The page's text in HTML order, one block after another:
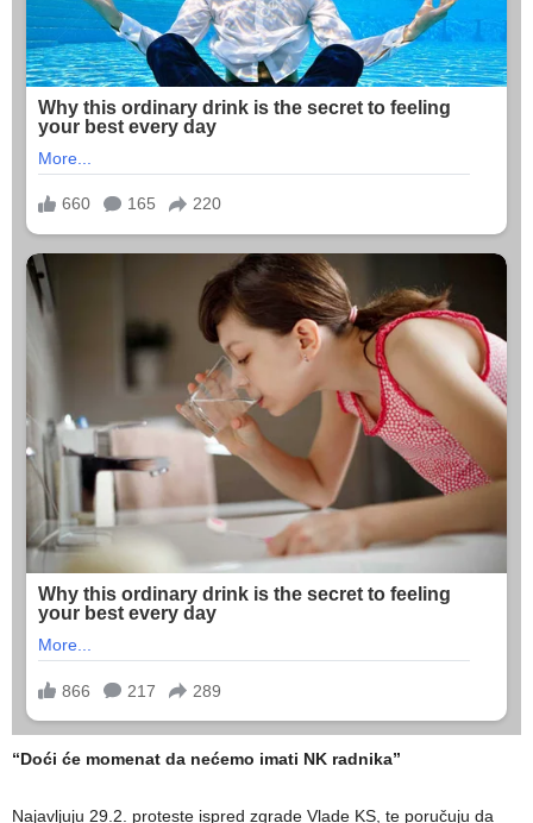
“Doći će momenat da nećemo imati NK radnika”
Najavljuju 29.2. proteste ispred zgrade Vlade KS, te poručuju da